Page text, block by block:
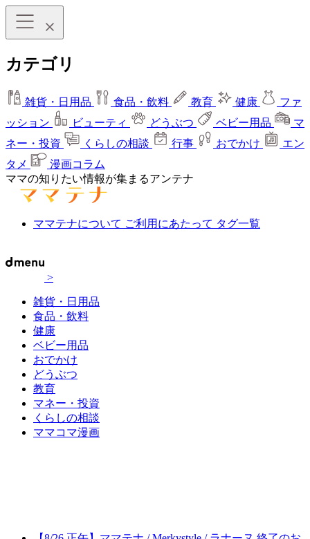
カテゴリ
雑貨・日用品 食品・飲料 教育 健康
ファ
ッション
ビューティ どうぶつ ベビー用品
マ
ネー・投資
くらしの相談 行事 おでかけ
エン
タメ
漫画コラム
ママの知りたい情報が集まるアンテナ
ママテナについて ご利用にあたって タグ一覧
>
雑貨・日用品
食品・飲料
健康
ベビー用品
おでかけ
どうぶつ
教育
マネー・投資
くらしの相談
ママコマ漫画